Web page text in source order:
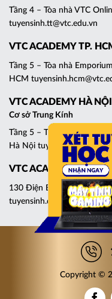
Tầng 4 – Tòa nhà VTC
tuyensinh.tt@vtc.edu.vn
VTC ACADEMY TP.
Tầng 5 – Tòa nhà
HCM
VTC ACADEMY HÀ NỘI
Cơ sở Trung Kính
Tầng 5 – Tháp C, Tòa nhà
Hà Nội
VTC ACADEMY ĐÀ
130 Điện Biên Phủ, P.
tuyensinh.dn@vtc.edu.vn
Copyright ©